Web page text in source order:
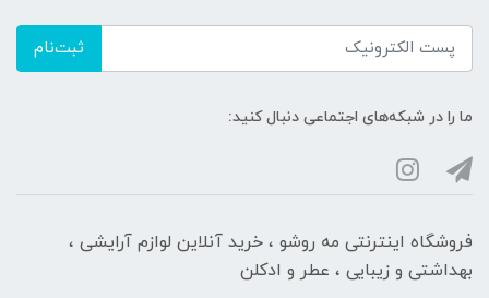
ثبت‌نام
ما را در شبکه‌های اجتماعی دنبال کنید:
فروشگاه اینترنتی مه‌ رو‌شو ، خرید آنلاین لوازم آرایشی ،
بهداشتی و زیبایی ، عطر و ادکلن